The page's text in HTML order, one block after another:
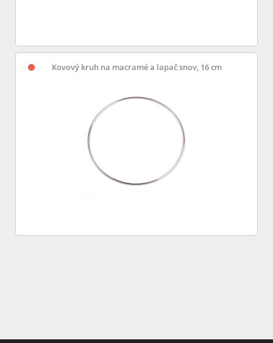
Kovový kruh na macramé a lapač snov, 16 cm